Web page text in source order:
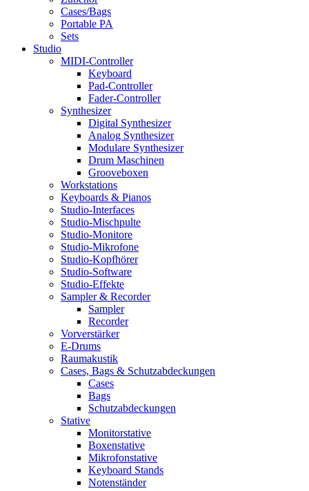
Cases/Bags
Portable PA
Sets
Studio
MIDI-Controller
Keyboard
Pad-Controller
Fader-Controller
Synthesizer
Digital Synthesizer
Analog Synthesizer
Modulare Synthesizer
Drum Maschinen
Grooveboxen
Workstations
Keyboards & Pianos
Studio-Interfaces
Studio-Mischpulte
Studio-Monitore
Studio-Mikrofone
Studio-Kopfhörer
Studio-Software
Studio-Effekte
Sampler & Recorder
Sampler
Recorder
Vorverstärker
E-Drums
Raumakustik
Cases, Bags & Schutzabdeckungen
Cases
Bags
Schutzabdeckungen
Stative
Monitorstative
Boxenstative
Mikrofonstative
Keyboard Stands
Notenständer